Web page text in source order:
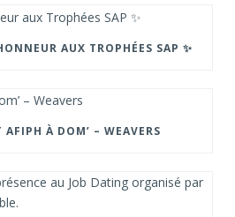
AUX TROPHÉES SAP ✨
AFIPH À DOM’ – WEAVERS